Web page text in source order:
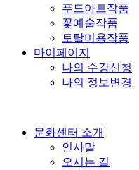
푸드아트작품
꽃예술작품
토탈미용작품
마이페이지
나의 수강신청
나의 정보변경
문화센터 소개
인사말
오시는 길